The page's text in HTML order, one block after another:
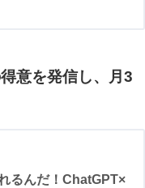
意を発信し、月3
るんだ！ChatGPT×